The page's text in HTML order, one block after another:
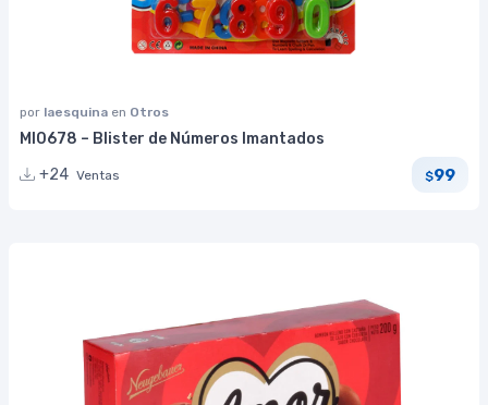
por laesquina en Otros
MI0678 – Blister de Números Imantados
+24 Ventas $99